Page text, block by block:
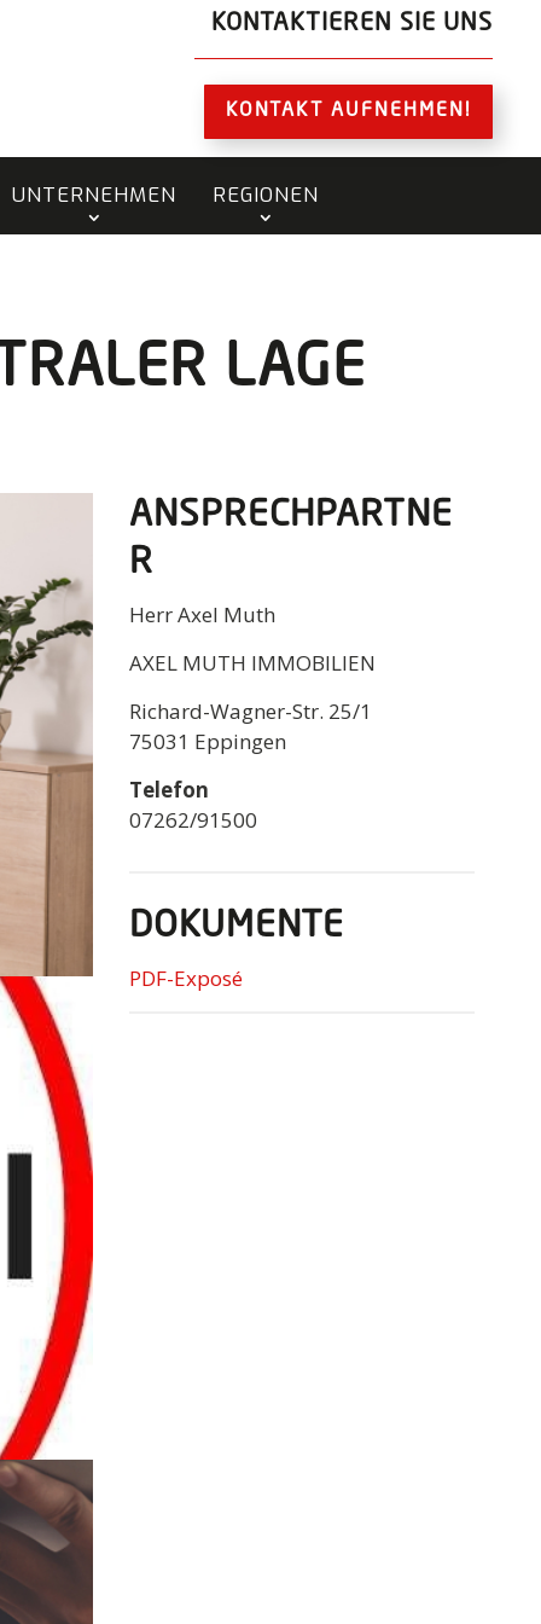
KONTAKTIEREN SIE UNS
KONTAKT AUFNEHMEN!
UNTERNEHMEN REGIONEN
LAGE
ANSPRECHPARTNE
R
Herr Axel Muth
AXEL MUTH IMMOBILIEN
Richard-Wagner-Str. 25/1
75031 Eppingen
Telefon
07262/91500
DOKUMENTE
PDF-Exposé